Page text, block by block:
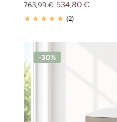
763,99 €
(2)
534,80 €
-30%